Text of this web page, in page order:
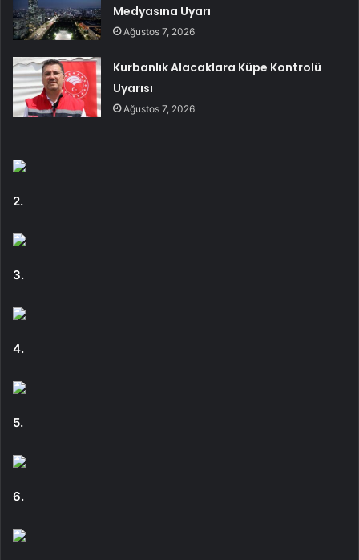
Medyasına Uyarı
Ağustos 7, 2026
Kurbanlık Alacaklara Küpe Kontrolü
Uyarısı
Ağustos 7, 2026
2.
3.
4.
5.
6.